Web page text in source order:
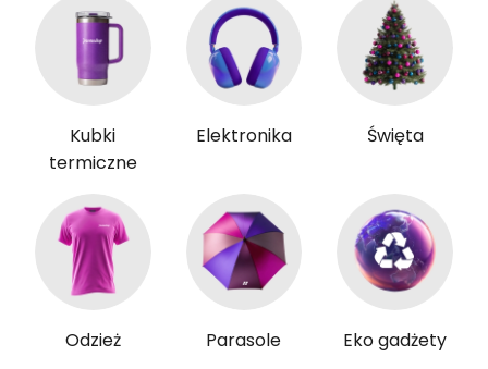
Kubki
termiczne
Elektronika Święta
Odzież Parasole Eko gadżety